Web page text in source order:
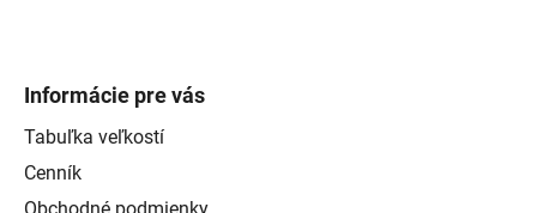
Informácie pre vás
Tabuľka veľkostí
Cenník
Obchodné podmienky